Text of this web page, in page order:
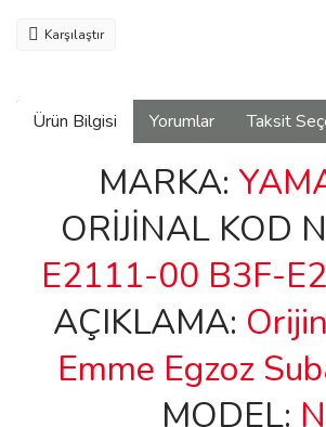
Karşılaştır
Ürün Bilgisi Yorumlar Taksit
MARKA:
ORİJİNAL KOD
E2111-00 B3F-
AÇIKLAMA:
Emme Egzoz
MODEL: